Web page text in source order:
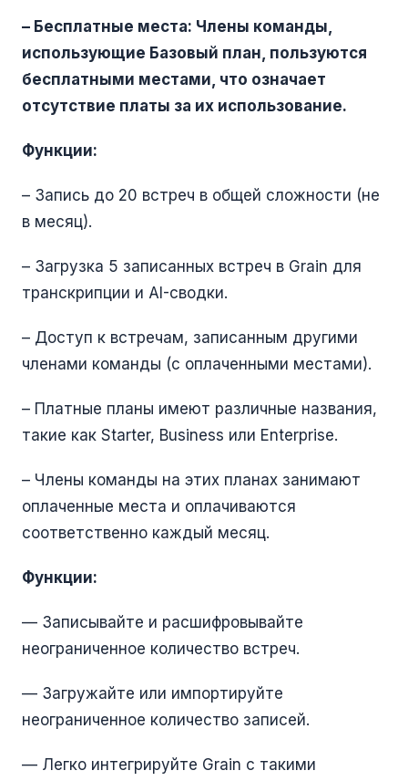
– Бесплатные места: Члены команды,
использующие Базовый план, пользуются
бесплатными местами, что означает
отсутствие платы за их использование.
Функции:
– Запись до 20 встреч в общей сложности (не
в месяц).
– Загрузка 5 записанных встреч в Grain для
транскрипции и AI-сводки.
– Доступ к встречам, записанным другими
членами команды (с оплаченными местами).
– Платные планы имеют различные названия,
такие как Starter, Business или Enterprise.
– Члены команды на этих планах занимают
оплаченные места и оплачиваются
соответственно каждый месяц.
Функции:
— Записывайте и расшифровывайте
неограниченное количество встреч.
— Загружайте или импортируйте
неограниченное количество записей.
— Легко интегрируйте Grain с такими